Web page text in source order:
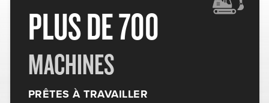
PLUS DE 700
MACHINES
PRÊTES À TRAVAILLER